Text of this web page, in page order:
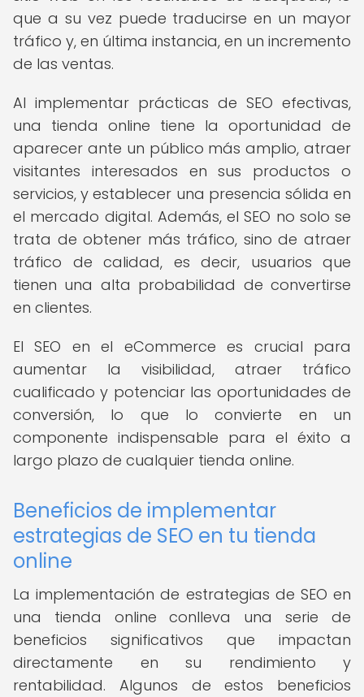
que a su vez puede traducirse en un mayor
tráfico y, en última instancia, en un incremento
de las ventas.
Al implementar prácticas de SEO efectivas,
una tienda online tiene la oportunidad de
aparecer ante un público más amplio, atraer
visitantes interesados en sus productos o
servicios, y establecer una presencia sólida en
el mercado digital. Además, el SEO no solo se
trata de obtener más tráfico, sino de atraer
tráfico de calidad, es decir, usuarios que
tienen una alta probabilidad de convertirse
en clientes.
El SEO en el eCommerce es crucial para
aumentar la visibilidad, atraer tráfico
cualificado y potenciar las oportunidades de
conversión, lo que lo convierte en un
componente indispensable para el éxito a
largo plazo de cualquier tienda online.
Beneficios de implementar
estrategias de SEO en tu tienda
online
La implementación de estrategias de SEO en
una tienda online conlleva una serie de
beneficios significativos que impactan
directamente en su rendimiento y
rentabilidad. Algunos de estos beneficios